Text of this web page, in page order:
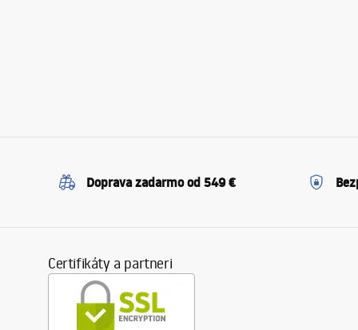
Doprava zadarmo od 549 €
Certifikáty a partneri